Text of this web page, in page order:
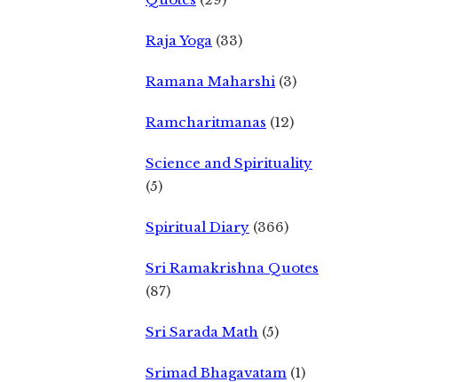
Raja Yoga (33)
Ramana Maharshi (3)
Ramcharitmanas (12)
Science and Spirituality
(5)
Spiritual Diary (366)
Sri Ramakrishna Quotes
(87)
Sri Sarada Math (5)
Srimad Bhagavatam (1)